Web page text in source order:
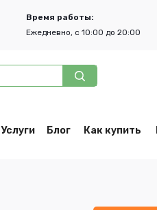
Время работы:
Ежедневно, с 10:00 до 20:00
Услуги Блог Как купить